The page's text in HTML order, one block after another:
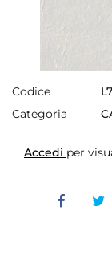
Codice
Categoria
Accedi per